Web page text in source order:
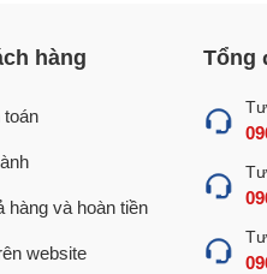
hàng
toán
hàng và hoàn tiền
website
Tổng